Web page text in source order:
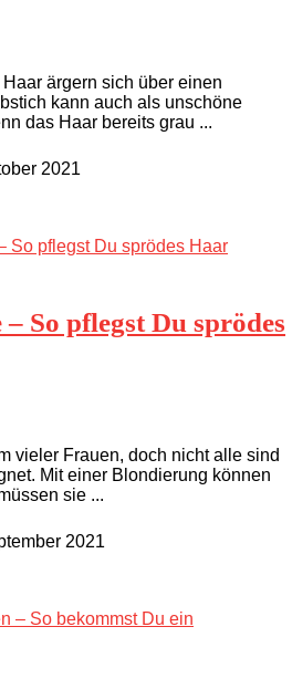
ärgern sich über einen
kann auch als unschöne
das Haar bereits grau ...
2021
So pflegst Du sprödes
vieler Frauen, doch nicht alle sind
Mit einer Blondierung können
sie ...
2021